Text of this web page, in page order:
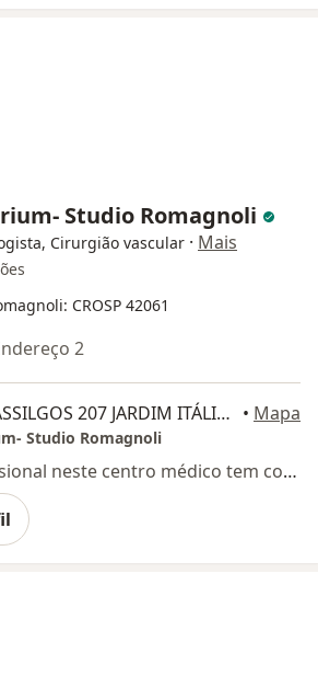
Studio Romagnoli
Cirurgião vascular · Mais
CROSP 42061
2
RUA DOS PINTASSILGOS 207 JARDIM ITÁLIA, Vinhedo • Mapa
Studio Romagnoli
Nenhum profissional neste centro médico tem consultas disponíveis